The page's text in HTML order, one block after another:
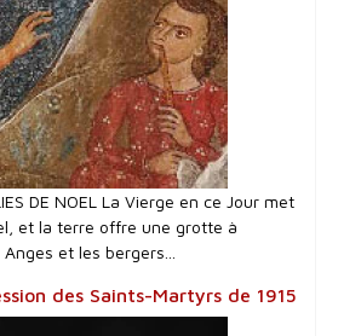
DE NOEL La Vierge en ce Jour met
et la terre offre une grotte à
et les bergers...
des Saints-Martyrs de 1915